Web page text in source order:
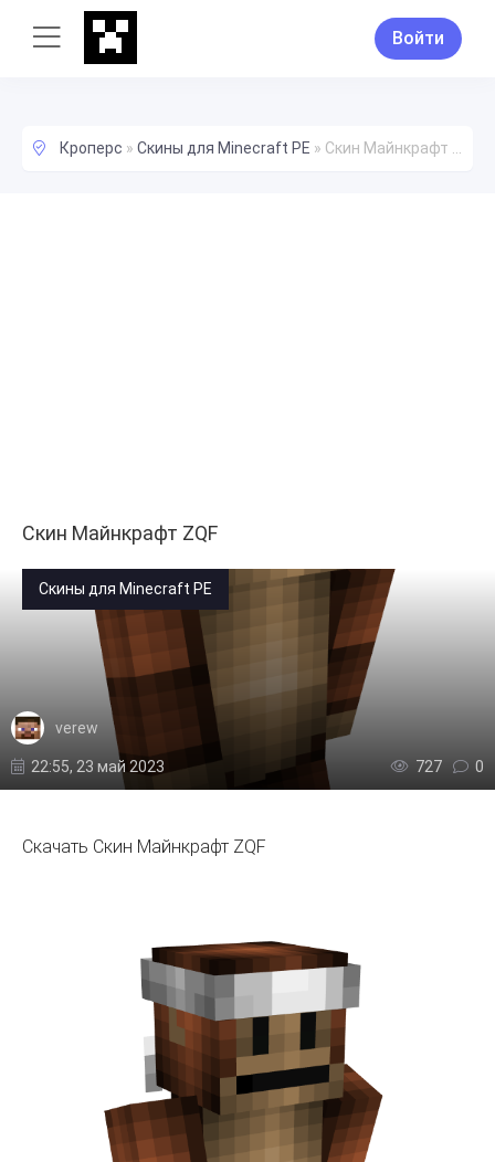
Войти
Кроперс » Скины для Minecraft PE » Скин Майнкрафт ZQF
Скин Майнкрафт ZQF
Скины для Minecraft PE
verew
22:55, 23 май 2023 727 0
Скачать Скин Майнкрафт ZQF